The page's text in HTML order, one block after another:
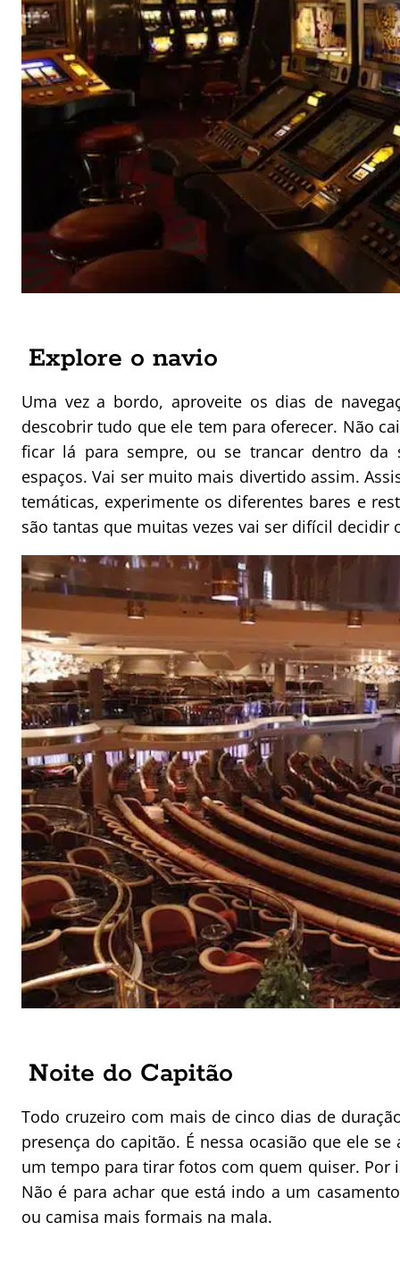
Explore o navio
Uma vez a bordo, aproveite os dias de
descobrir tudo que ele tem para oferecer. Não
ficar lá para sempre, ou se trancar dentro da
espaços. Vai ser muito mais divertido assim.
temáticas, experimente os diferentes bares e
são tantas que muitas vezes vai ser difícil decidir
Noite do Capitão
Todo cruzeiro com mais de cinco dias de
presença do capitão. É nessa ocasião que ele
um tempo para tirar fotos com quem quiser. Por
Não é para achar que está indo a um
ou camisa mais formais na mala.